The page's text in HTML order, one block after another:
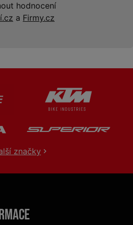
hodnocení
a Firmy.cz
značky